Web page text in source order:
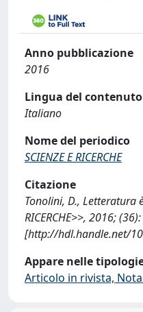
Anno pubblicazione
2016
Lingua del contenuto
Italiano
Nome del periodico
SCIENZE E RICERCHE
Citazione
Tonolini, D., Letteratura
RICERCHE>>, 2016;
[http://hdl.handle.net/
Appare nelle
Articolo in rivista,